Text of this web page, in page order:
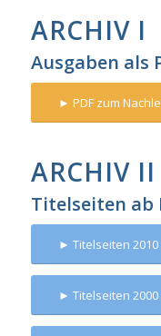
ARCHIV I
Ausgaben als
► PDF zum
ARCHIV II
Titelseiten ab
► Titelseiten 2010
► Titelseiten 2000